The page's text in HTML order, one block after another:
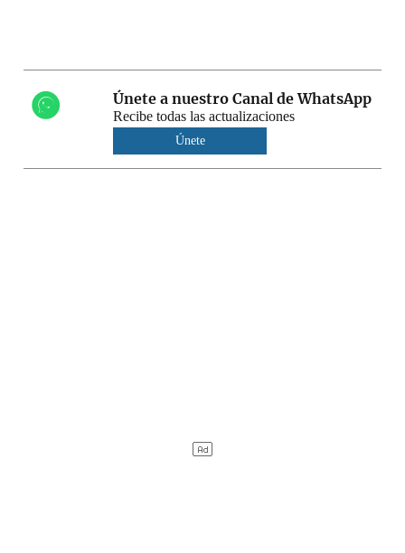
Únete a nuestro Canal de WhatsApp
Recibe todas las actualizaciones
Únete